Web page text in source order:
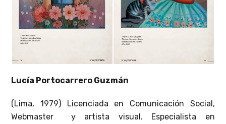
Lucía Portocarrero Guzmán
(Lima, 1979) Licenciada en Comunicación Social,
Webmaster y artista visual. Especialista en